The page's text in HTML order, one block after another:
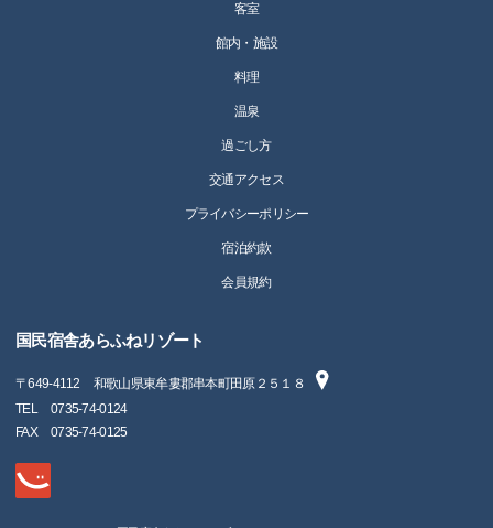
客室
館内・施設
料理
温泉
過ごし方
交通アクセス
プライバシーポリシー
宿泊約款
会員規約
国民宿舎あらふねリゾート
〒649-4112
和歌山県東牟婁郡串本町田原２５１８
TEL
0735-74-0124
FAX
0735-74-0125